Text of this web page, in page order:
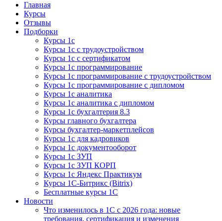
Курсы 1С
Курсы 1С официальная сертификация
Главная
Курсы
Отзывы
Подборки
Курсы 1с
Курсы 1с с трудоустройством
Курсы 1с с сертификатом
Курсы 1с программирование
Курсы 1с программирование с трудоустройством
Курсы 1с программирование с дипломом
Курсы 1с аналитика
Курсы 1с аналитика с дипломом
Курсы 1с бухгалтерия 8.3
Курсы главного бухгалтера
Курсы бухгалтер-маркетплейсов
Курсы 1с для кадровиков
Курсы 1с документооборот
Курсы 1с ЗУП
Курсы 1с ЗУП КОРП
Курсы 1с Яндекс Практикум
Курсы 1С-Битрикс (Bitrix)
Бесплатные курсы 1С
Новости
Что изменилось в 1С с 2026 года: новые
требования, сертификация и изменения